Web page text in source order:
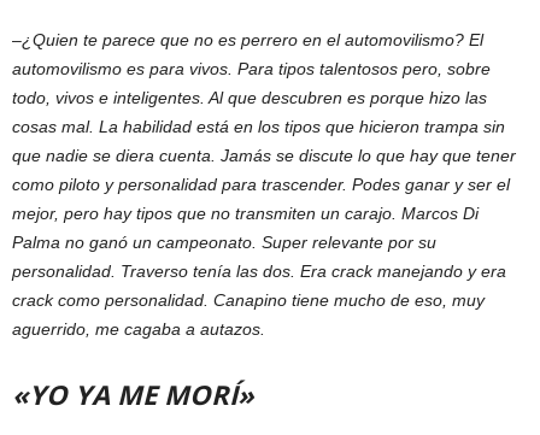
–¿Quien te parece que no es perrero en el automovilismo? El
automovilismo es para vivos. Para tipos talentosos pero, sobre
todo, vivos e inteligentes. Al que descubren es porque hizo las
cosas mal. La habilidad está en los tipos que hicieron trampa sin
que nadie se diera cuenta. Jamás se discute lo que hay que tener
como piloto y personalidad para trascender. Podes ganar y ser el
mejor, pero hay tipos que no transmiten un carajo. Marcos Di
Palma no ganó un campeonato. Super relevante por su
personalidad. Traverso tenía las dos. Era crack manejando y era
crack como personalidad. Canapino tiene mucho de eso, muy
aguerrido, me cagaba a autazos.
«YO YA ME MORÍ»